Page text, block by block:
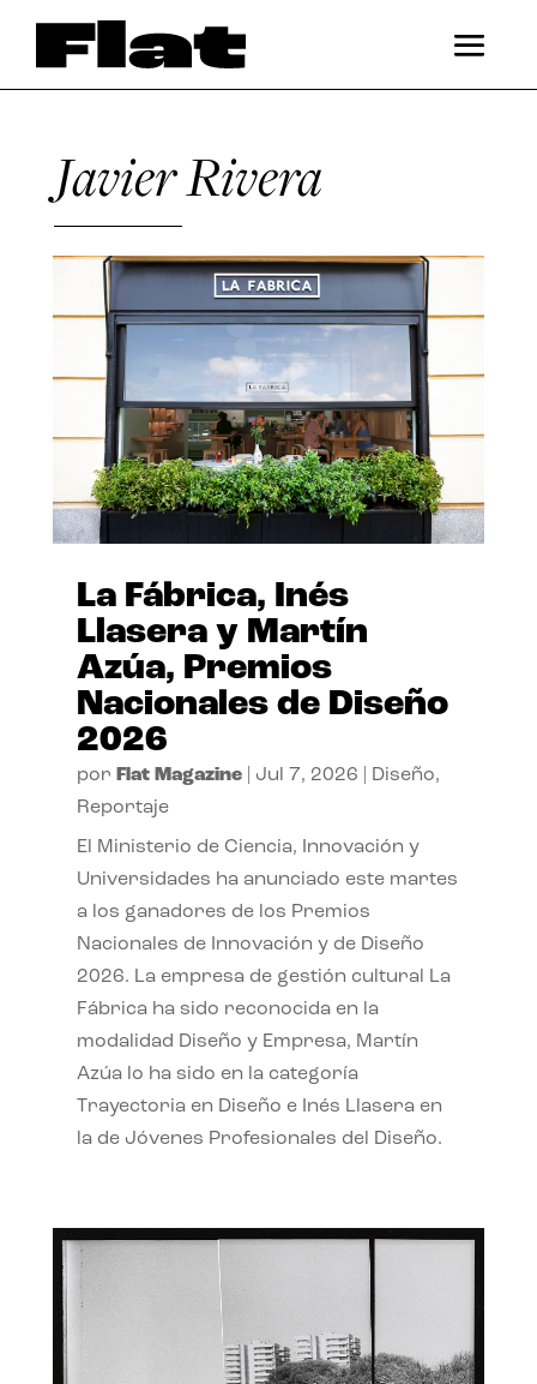
Javier Rivera
La Fábrica, Inés
Llasera y Martín
Azúa, Premios
Nacionales de Diseño
2026
por Flat Magazine| Jul 7, 2026 Diseño,
Reportaje
El Ministerio de Ciencia, Innovación y
Universidades ha anunciado este martes
a los ganadores de los Premios
Nacionales de Innovación y de Diseño
2026. La empresa de gestión cultural La
Fábrica ha sido reconocida en la
modalidad Diseño y Empresa, Martín
Azúa lo ha sido en la categoría
Trayectoria en Diseño e Inés Llasera en
la de Jóvenes Profesionales del Diseño.